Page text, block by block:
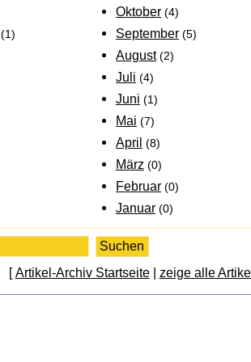
(1)
Oktober (4)
September (5)
August (2)
Juli (4)
Juni (1)
Mai (7)
April (8)
März (0)
Februar (0)
Januar (0)
[Artikel-Archiv Startseite| zeige alle